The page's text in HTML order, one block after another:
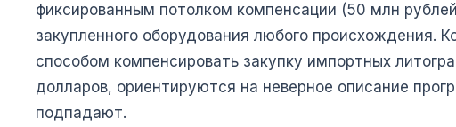
фиксированным потолком компенсации (50 млн
закупленного оборудования любого происхождения.
способом компенсировать закупку импортных
долларов, ориентируются на неверное описание
подпадают.